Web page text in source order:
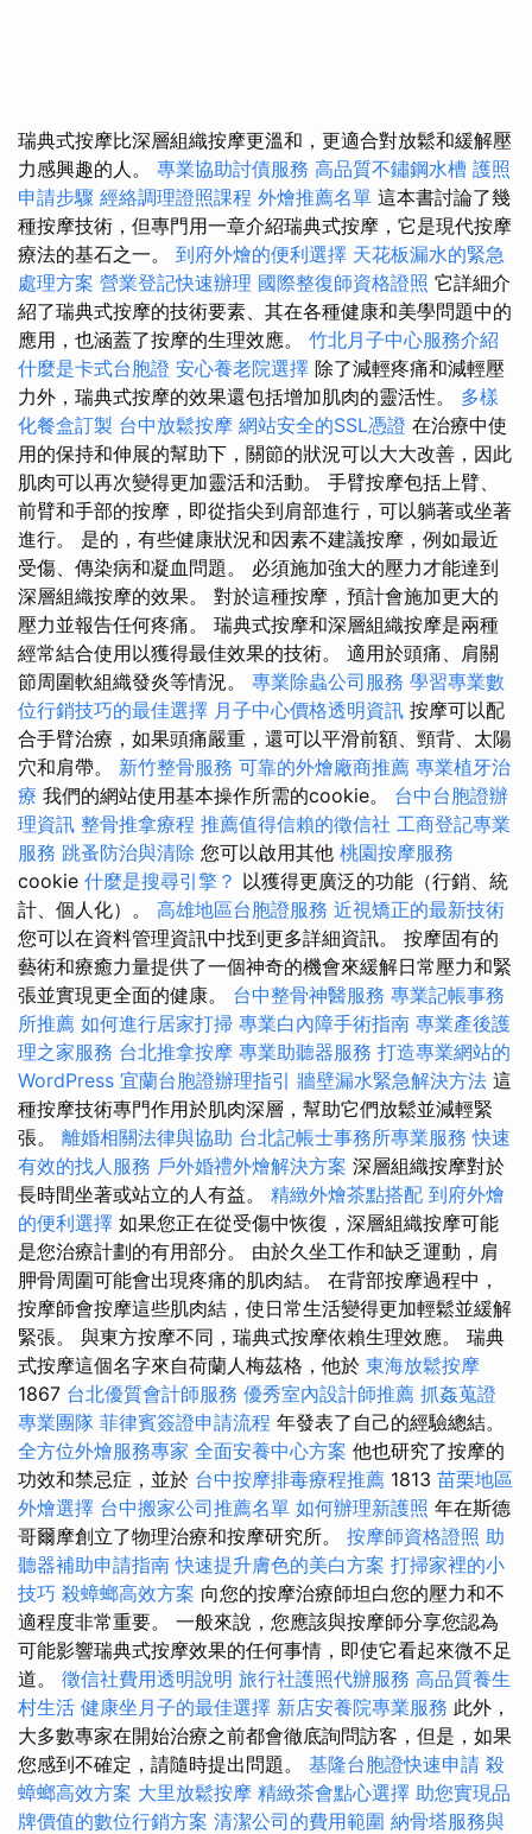
瑞典式按摩比深層組織按摩更溫和，更適合對放鬆和緩解壓
力感興趣的人。 專業協助討債服務 高品質不鏽鋼水槽 護照
申請步驟 經絡調理證照課程 外燴推薦名單 這本書討論了幾
種按摩技術，但專門用一章介紹瑞典式按摩，它是現代按摩
療法的基石之一。 到府外燴的便利選擇 天花板漏水的緊急
處理方案 營業登記快速辦理 國際整復師資格證照 它詳細介
紹了瑞典式按摩的技術要素、其在各種健康和美學問題中的
應用，也涵蓋了按摩的生理效應。 竹北月子中心服務介紹
什麼是卡式台胞證 安心養老院選擇 除了減輕疼痛和減輕壓
力外，瑞典式按摩的效果還包括增加肌肉的靈活性。 多樣
化餐盒訂製 台中放鬆按摩 網站安全的SSL憑證 在治療中使
用的保持和伸展的幫助下，關節的狀況可以大大改善，因此
肌肉可以再次變得更加靈活和活動。 手臂按摩包括上臂、
前臂和手部的按摩，即從指尖到肩部進行，可以躺著或坐著
進行。 是的，有些健康狀況和因素不建議按摩，例如最近
受傷、傳染病和凝血問題。 必須施加強大的壓力才能達到
深層組織按摩的效果。 對於這種按摩，預計會施加更大的
壓力並報告任何疼痛。 瑞典式按摩和深層組織按摩是兩種
經常結合使用以獲得最佳效果的技術。 適用於頭痛、肩關
節周圍軟組織發炎等情況。 專業除蟲公司服務 學習專業數
位行銷技巧的最佳選擇 月子中心價格透明資訊 按摩可以配
合手臂治療，如果頭痛嚴重，還可以平滑前額、頸背、太陽
穴和肩帶。 新竹整骨服務 可靠的外燴廠商推薦 專業植牙治
療 我們的網站使用基本操作所需的cookie。 台中台胞證辦
理資訊 整骨推拿療程 推薦值得信賴的徵信社 工商登記專業
服務 跳蚤防治與清除 您可以啟用其他 桃園按摩服務
cookie 什麼是搜尋引擎？ 以獲得更廣泛的功能（行銷、統
計、個人化）。 高雄地區台胞證服務 近視矯正的最新技術
您可以在資料管理資訊中找到更多詳細資訊。 按摩固有的
藝術和療癒力量提供了一個神奇的機會來緩解日常壓力和緊
張並實現更全面的健康。 台中整骨神醫服務 專業記帳事務
所推薦 如何進行居家打掃 專業白內障手術指南 專業產後護
理之家服務 台北推拿按摩 專業助聽器服務 打造專業網站的
WordPress 宜蘭台胞證辦理指引 牆壁漏水緊急解決方法 這
種按摩技術專門作用於肌肉深層，幫助它們放鬆並減輕緊
張。 離婚相關法律與協助 台北記帳士事務所專業服務 快速
有效的找人服務 戶外婚禮外燴解決方案 深層組織按摩對於
長時間坐著或站立的人有益。 精緻外燴茶點搭配 到府外燴
的便利選擇 如果您正在從受傷中恢復，深層組織按摩可能
是您治療計劃的有用部分。 由於久坐工作和缺乏運動，肩
胛骨周圍可能會出現疼痛的肌肉結。 在背部按摩過程中，
按摩師會按摩這些肌肉結，使日常生活變得更加輕鬆並緩解
緊張。 與東方按摩不同，瑞典式按摩依賴生理效應。 瑞典
式按摩這個名字來自荷蘭人梅茲格，他於 東海放鬆按摩
1867 台北優質會計師服務 優秀室內設計師推薦 抓姦蒐證
專業團隊 菲律賓簽證申請流程 年發表了自己的經驗總結。
全方位外燴服務專家 全面安養中心方案 他也研究了按摩的
功效和禁忌症，並於 台中按摩排毒療程推薦 1813 苗栗地區
外燴選擇 台中搬家公司推薦名單 如何辦理新護照 年在斯德
哥爾摩創立了物理治療和按摩研究所。 按摩師資格證照 助
聽器補助申請指南 快速提升膚色的美白方案 打掃家裡的小
技巧 殺蟑螂高效方案 向您的按摩治療師坦白您的壓力和不
適程度非常重要。 一般來說，您應該與按摩師分享您認為
可能影響瑞典式按摩效果的任何事情，即使它看起來微不足
道。 徵信社費用透明說明 旅行社護照代辦服務 高品質養生
村生活 健康坐月子的最佳選擇 新店安養院專業服務 此外，
大多數專家在開始治療之前都會徹底詢問訪客，但是，如果
您感到不確定，請隨時提出問題。 基隆台胞證快速申請 殺
蟑螂高效方案 大里放鬆按摩 精緻茶會點心選擇 助您實現品
牌價值的數位行銷方案 清潔公司的費用範圍 納骨塔服務與